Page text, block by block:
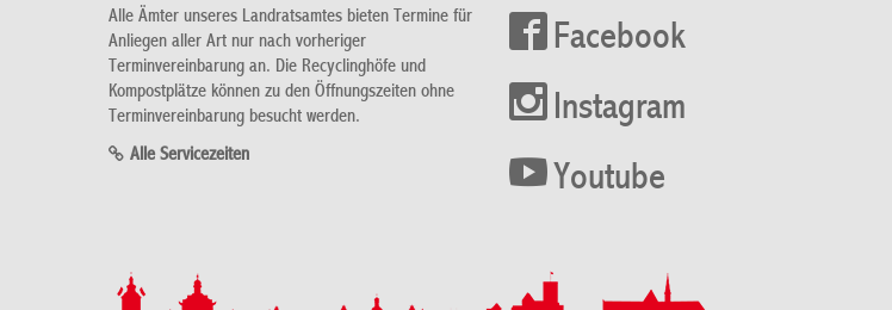
Alle Ämter unseres Landratsamtes bieten Termine für
Anliegen aller Art nur nach vorheriger
Terminvereinbarung an. Die Recyclinghöfe und
Kompostplätze können zu den Öffnungszeiten ohne
Terminvereinbarung besucht werden.
Alle Servicezeiten
Facebook
Instagram
Youtube